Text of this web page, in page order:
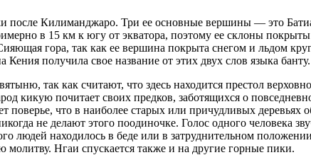
после Килиманджаро. Три ее основные вершины — это
в 15 км к югу от экватора, поэтому ее склоны
гора, так как ее вершина покрыта снегом и льдом
получила свое название от этих двух слов языка банту.
так как считают, что здесь находится престол
кикую почитает своих предков, заботящихся о
поверье, что в наиболее старых или причудливых
не делают этого поодиночке. Голос одного человека
людей находилось в беде или в затруднительном
Нгаи спускается также и на другие горные пики.